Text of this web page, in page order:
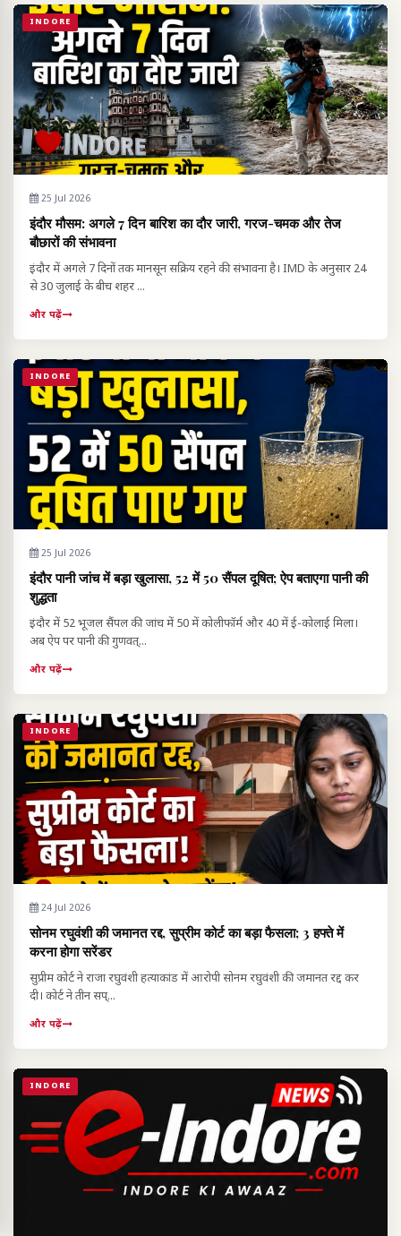
INDORE
25 Jul 2026
इंदौर मौसम: अगले 7 दिन बारिश का दौर जारी, गरज-चमक और तेज
बौछारों की संभावना
इंदौर में अगले 7 दिनों तक मानसून सक्रिय रहने की संभावना है। IMD के अनुसार 24
से 30 जुलाई के बीच शहर ...
और पढ़ें
INDORE
25 Jul 2026
इंदौर पानी जांच में बड़ा खुलासा, 52 में 50 सैंपल दूषित; ऐप बताएगा पानी की
शुद्धता
इंदौर में 52 भूजल सैंपल की जांच में 50 में कोलीफॉर्म और 40 में ई-कोलाई मिला।
अब ऐप पर पानी की गुणवत्...
और पढ़ें
INDORE
24 Jul 2026
सोनम रघुवंशी की जमानत रद्द, सुप्रीम कोर्ट का बड़ा फैसला; 3 हफ्ते में
करना होगा सरेंडर
सुप्रीम कोर्ट ने राजा रघुवंशी हत्याकांड में आरोपी सोनम रघुवंशी की जमानत रद्द कर
दी। कोर्ट ने तीन सप्...
और पढ़ें
INDORE